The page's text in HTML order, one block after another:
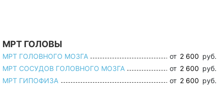
МРТ ГОЛОВЫ
МРТ ГОЛОВНОГО МОЗГА от 2 600 руб.
МРТ СОСУДОВ ГОЛОВНОГО МОЗГА
от 2 600 руб.
МРТ ГИПОФИЗА
от 2 600 руб.